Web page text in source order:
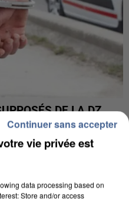
DE LA DZ
vie privée est
data processing based on
Store and/or access
Continuer sans accepter